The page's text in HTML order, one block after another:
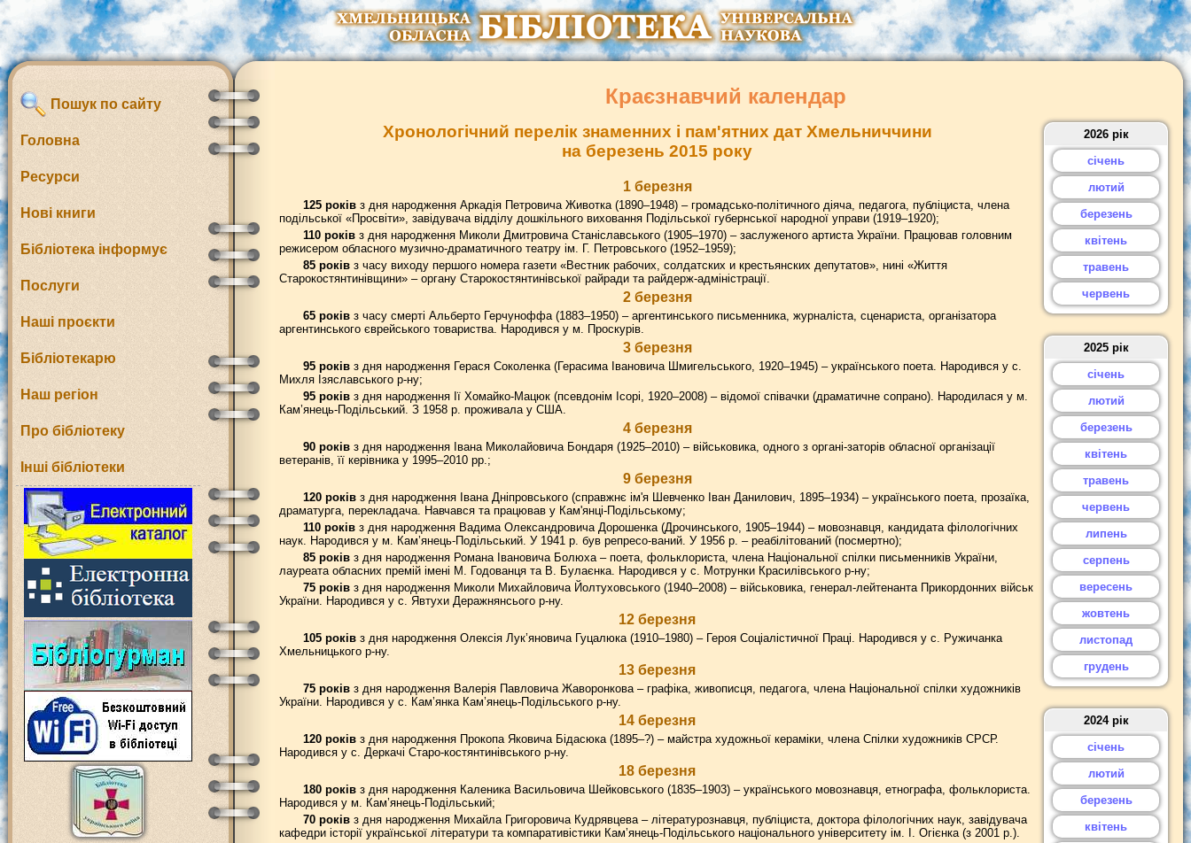
Пошук по сайту
Головна
Ресурси
Нові книги
Бібліотека інформує
Послуги
Наші проєкти
Бібліотекарю
Наш регіон
Про бібліотеку
Інші бібліотеки
Краєзнавчий календар
Хронологічний перелік знаменних і пам'ятних дат Хмельниччини
на березень 2015 року
1 березня
125 роківз дня народження Аркадія Петровича Животка (1890–1948) – громадсько-політичного діяча, педагога, публіциста, члена
подільської «Просвіти», завідувача відділу дошкільного виховання Подільської губернської народної управи (1919–1920);
110 роківз дня народження Миколи Дмитровича Станіславського (1905–1970) – заслуженого артиста України. Працював головним
режисером обласного музично-драматичного театру ім. Г. Петровського (1952–1959);
85 роківз часу виходу першого номера газети «Вестник рабочих, солдатских и крестьянских депутатов», нині «Життя
Старокостянтинівщини» – органу Старокостянтинівської райради та райдерж-адміністрації.
2 березня
65 роківз часу смерті Альберто Герчуноффа (1883–1950) – аргентинського письменника, журналіста, сценариста, організатора
аргентинського єврейського товариства. Народився у м. Проскурів.
3 березня
95 роківз дня народження Герася Соколенка (Герасима Івановича Шмигельського, 1920–1945) – українського поета. Народився у с.
Михля Ізяславського р-ну;
95 роківз дня народження Ії Хомайко-Мацюк (псевдонім Ісорі, 1920–2008) – відомої співачки (драматичне сопрано). Народилася у м.
Кам’янець-Подільський. З 1958 р. проживала у США.
4 березня
90 роківз дня народження Івана Миколайовича Бондаря (1925–2010) – військовика, одного з органі-заторів обласної організації
ветеранів, її керівника у 1995–2010 рр.;
9 березня
120 роківз дня народження Івана Дніпровського (справжнє ім'я Шевченко Іван Данилович, 1895–1934) – українського поета, прозаїка,
драматурга, перекладача. Навчався та працював у Кам'янці-Подільському;
110 роківз дня народження Вадима Олександровича Дорошенка (Дрочинського, 1905–1944) – мовознавця, кандидата філологічних
наук. Народився у м. Кам’янець-Подільський. У 1941 р. був репресо-ваний. У 1956 р. – реабілітований (посмертно);
85 роківз дня народження Романа Івановича Болюха – поета, фольклориста, члена Національної спілки письменників України,
лауреата обласних премій імені М. Годованця та В. Булаєнка. Народився у с. Мотрунки Красилівського р-ну;
75 роківз дня народження Миколи Михайловича Йолтуховського (1940–2008) – військовика, генерал-лейтенанта Прикордонних військ
України. Народився у с. Явтухи Деражнянсього р-ну.
12 березня
105 роківз дня народження Олексія Лук’яновича Гуцалюка (1910–1980) – Героя Соціалістичної Праці. Народився у с. Ружичанка
Хмельницького р-ну.
13 березня
75 роківз дня народження Валерія Павловича Жаворонкова – графіка, живописця, педагога, члена Національної спілки художників
України. Народився у с. Кам’янка Кам’янець-Подільського р-ну.
14 березня
120 роківз дня народження Прокопа Яковича Бідасюка (1895–?) – майстра художньої кераміки, члена Спілки художників СРСР.
Народився у с. Деркачі Старо-костянтинівського р-ну.
18 березня
180 роківз дня народження Каленика Васильовича Шейковського (1835–1903) – українського мовознавця, етнографа, фольклориста.
Народився у м. Кам’янець-Подільський;
70 роківз дня народження Михайла Григоровича Кудрявцева – літературознавця, публіциста, доктора філологічних наук, завідувача
кафедри історії української літератури та компаративістики Кам’янець-Подільського національного університету ім. І. Огієнка (з 2001 р.).
2026 рік
січень
лютий
березень
квітень
травень
червень
2025 рік
січень
лютий
березень
квітень
травень
червень
липень
серпень
вересень
жовтень
листопад
грудень
2024 рік
січень
лютий
березень
квітень